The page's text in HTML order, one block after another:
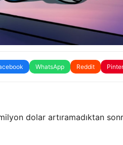
WhatsApp Reddit
dolar artıramadıktan